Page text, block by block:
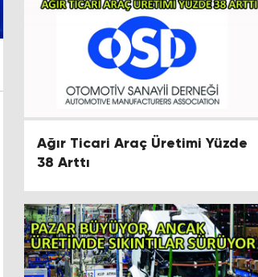
Ağır Ticari Araç Üretimi Yüzde
38 Arttı